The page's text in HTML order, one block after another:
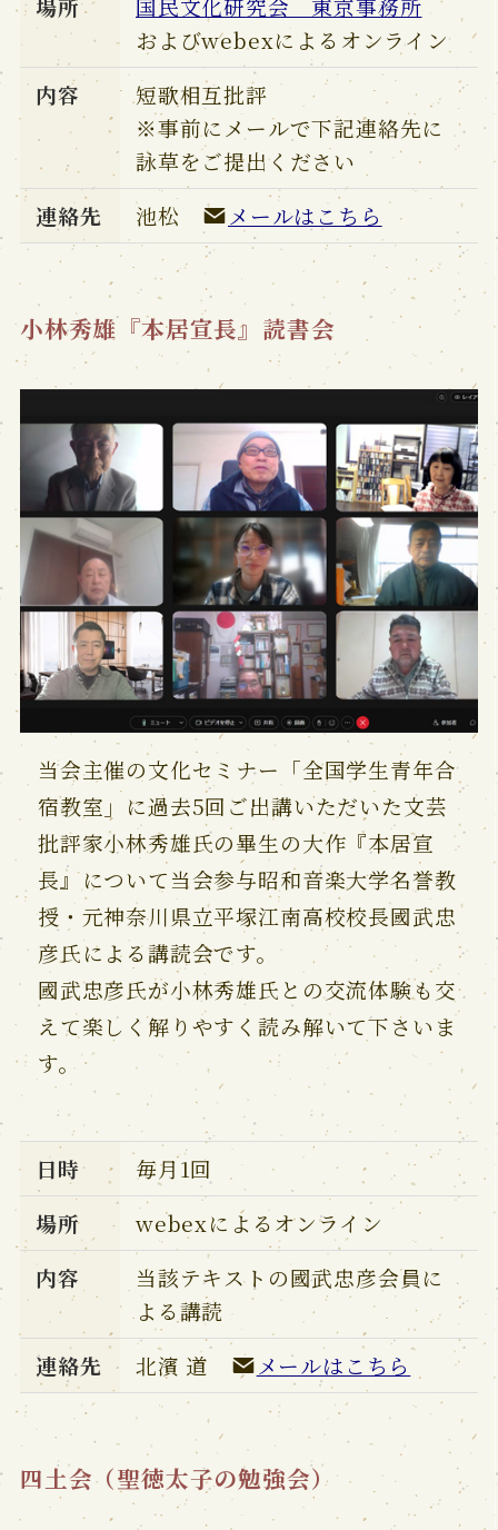
およびwebexによるオンライン
内容
短歌相互批評
※事前にメールで下記連絡先に
詠草をご提出ください
連絡先
池松 メールはこちら
小林秀雄『本居宣長』読書会
当会主催の文化セミナー「全国学生青年合
宿教室」に過去5回ご出講いただいた文芸
批評家小林秀雄氏の畢生の大作『本居宣
長』について当会参与昭和音楽大学名誉教
授・元神奈川県立平塚江南高校校長國武忠
彦氏による講読会です。
國武忠彦氏が小林秀雄氏との交流体験も交
えて楽しく解りやすく読み解いて下さいま
す。
日時
毎月1回
場所
webexによるオンライン
内容
当該テキストの國武忠彦会員に
よる講読
連絡先
北濱 道 メールはこちら
四土会（聖徳太子の勉強会）